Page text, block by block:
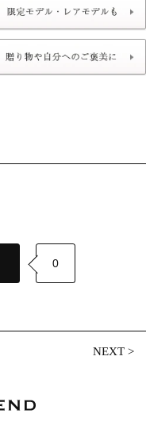
0
NEXT>